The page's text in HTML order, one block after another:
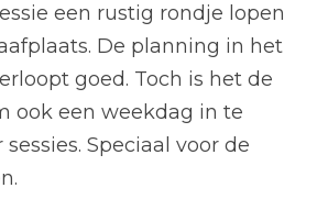
een rustig rondje lopen
De planning in het
goed. Toch is het de
ook een weekdag in te
Speciaal voor de